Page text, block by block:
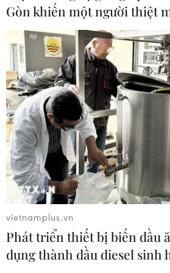
Gòn khiến một người thiệt
vietnamplus.vn
Phát triển thiết bị biến dầu
dụng thành dầu diesel sinh